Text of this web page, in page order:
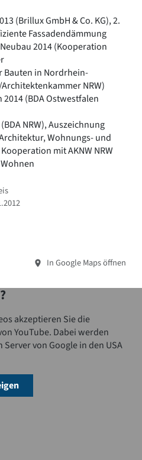
(Brillux GmbH & Co. KG), 2.
Fassadendämmung
2014 (Kooperation
Bauten in Nordrhein-
NRW)
(BDA Ostwestfalen
NRW), Auszeichnung
Wohnungs- und
mit AKNW NRW
In Google Maps öffnen
akzeptieren Sie die
YouTube. Dabei werden
von Google in den USA
anzeigen